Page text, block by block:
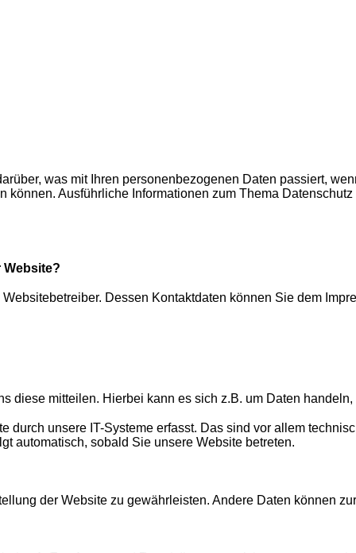
was mit Ihren personenbezogenen Daten passiert,
Ausführliche Informationen zum Thema
Dessen Kontaktdaten können Sie dem
diese mitteilen. Hierbei kann es sich z.B. um Daten
durch unsere IT-Systeme erfasst. Das sind vor allem
automatisch, sobald Sie unsere Website betreten.
der Website zu gewährleisten. Andere Daten können